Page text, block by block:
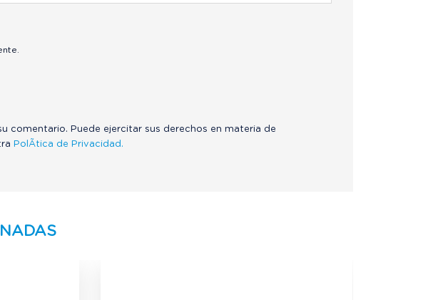
comentario. Puede ejercitar sus derechos en materia de
PolÃ­tica de Privacidad.